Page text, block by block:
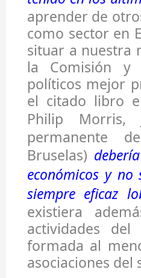
aprender de
como sector en
situar a nuestra
la Comisión y
políticos mejor
el citado libro
Philip Morris,
permanente
Bruselas)
económicos y
siempre eficaz
existiera
actividades
formada al
asociaciones del